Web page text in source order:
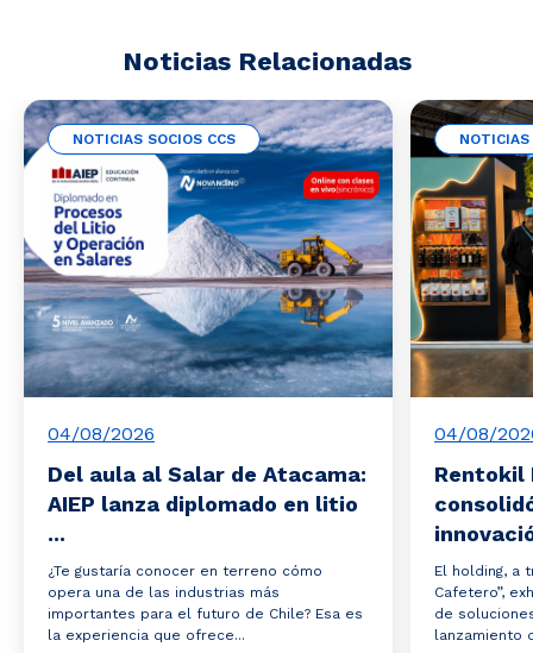
Noticias Relacionadas
NOTICIAS SOCIOS CCS
04/08/2026
Del aula al Salar de Atacama:
AIEP lanza diplomado en litio
...
¿Te gustaría conocer en terreno cómo
opera una de las industrias más
importantes para el futuro de Chile? Esa es
la experiencia que ofrece...
NOTICIAS
04/08/
Rentokil
El holding, a
Cafetero”,
de
lanzamiento